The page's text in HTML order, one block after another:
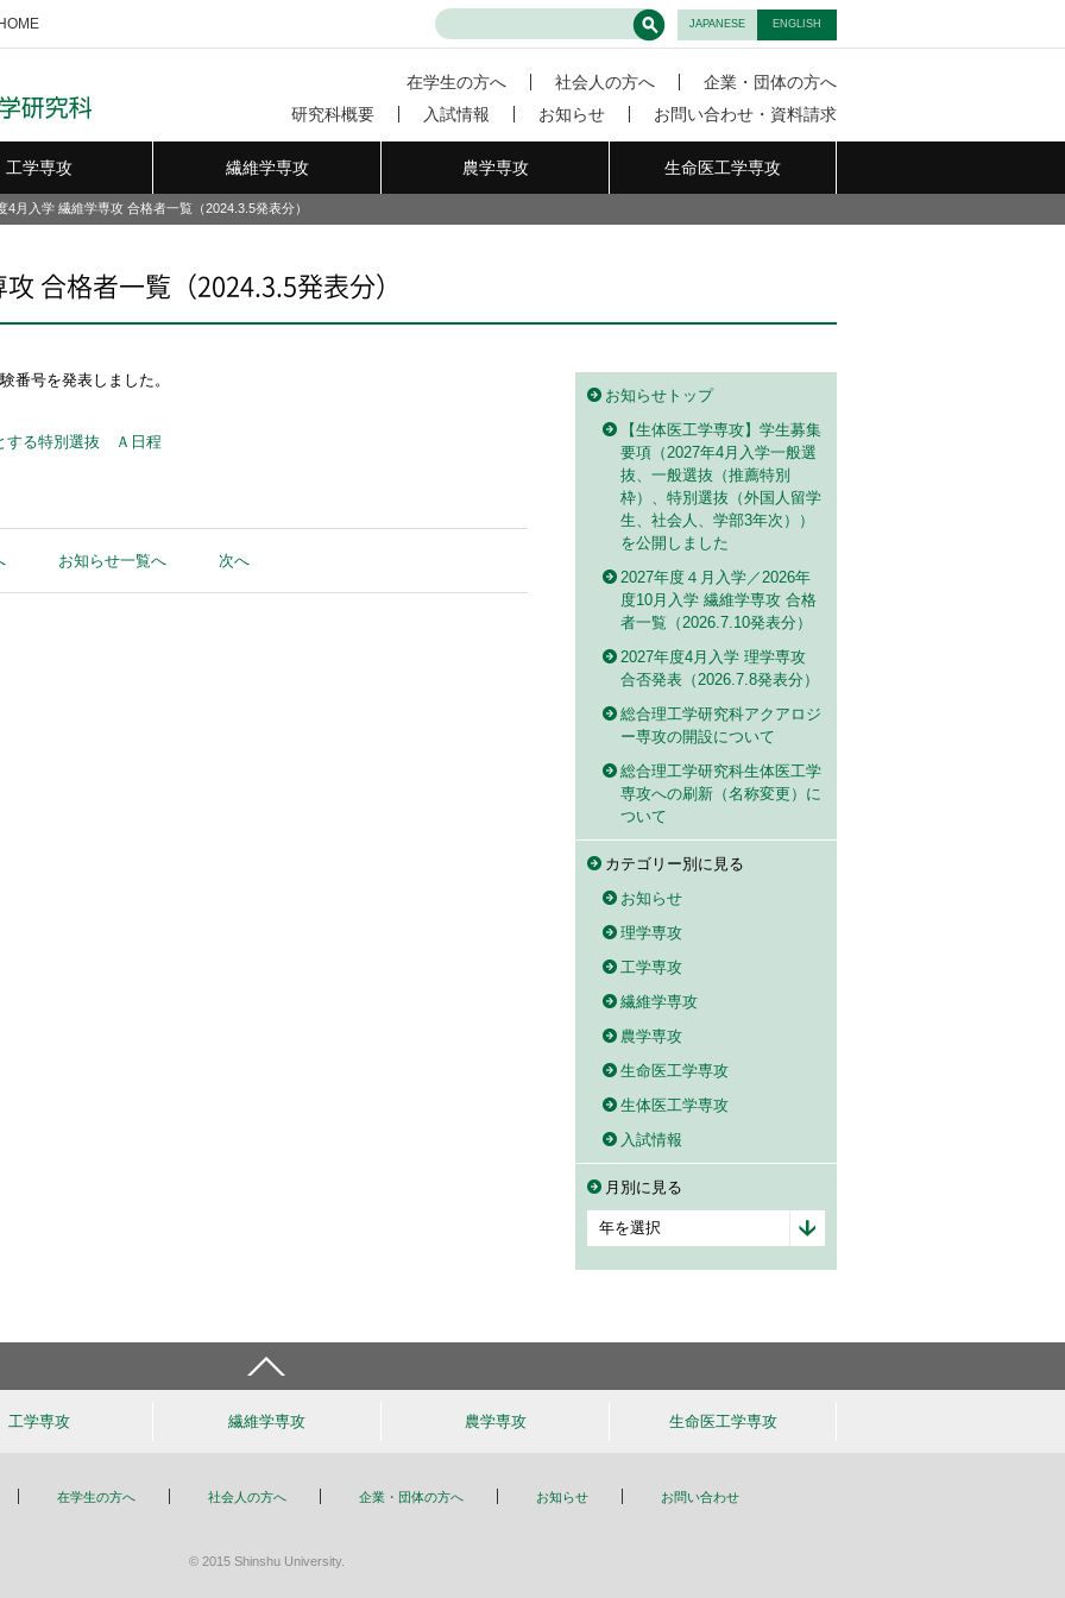
JAPANESE ENGLISH
在学生の方へ 社会人の方へ
企業・団体の方へ
研究科概要
入試情報 お知らせ お問い合わせ・資料請求
工学専攻 繊維学専攻 農学専攻 生命医工学専攻
4月入学 繊維学専攻 合格者一覧（2024.3.5発表分）
合格者一覧（2024.3.5発表分）
番号を発表しました。
する特別選抜 Ａ日程
お知らせ一覧へ 次へ
お知らせトップ
【生体医工学専攻】学生募集
要項（2027年4月入学一般選
抜、一般選抜（推薦特別
枠）、特別選抜（外国人留学
生、社会人、学部3年次））
を公開しました
2027年度４月入学／2026年
度10月入学 繊維学専攻 合格
者一覧（2026.7.10発表分）
2027年度4月入学 理学専攻
合否発表（2026.7.8発表分）
総合理工学研究科アクアロジ
ー専攻の開設について
総合理工学研究科生体医工学
専攻への刷新（名称変更）に
ついて
カテゴリー別に見る
お知らせ
理学専攻
工学専攻
繊維学専攻
農学専攻
生命医工学専攻
生体医工学専攻
入試情報
月別に見る
工学専攻 繊維学専攻 農学専攻 生命医工学専攻
在学生の方へ 社会人の方へ 企業・団体の方へ お知らせ お問い合わせ
© 2015 Shinshu University.